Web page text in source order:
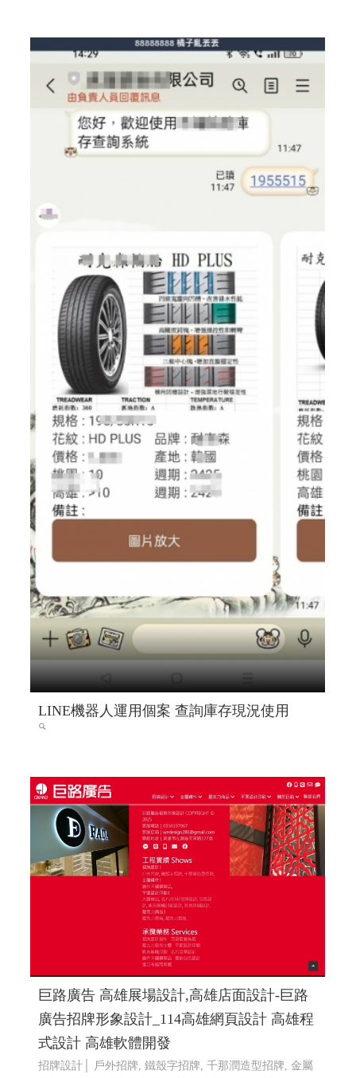
LINE機器人運用個案 查詢庫存現況使用
巨路廣告 高雄展場設計,高雄店面設計-巨路
廣告招牌形象設計_114高雄網頁設計 高雄程
式設計 高雄軟體開發
招牌設計│ 戶外招牌, 鐵殼字招牌, 千那潤造型招牌, 金屬